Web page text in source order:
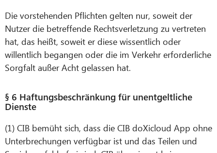
Die vorstehenden Pflichten gelten nur, soweit der
Nutzer die betreffende Rechtsverletzung zu vertreten
hat, das heißt, soweit er diese wissentlich oder
willentlich begangen oder die im Verkehr erforderliche
Sorgfalt außer Acht gelassen hat.
§ 6 Haftungsbeschränkung für unentgeltliche
Dienste
(1) CIB bemüht sich, dass die CIB doXicloud App ohne
Unterbrechungen verfügbar ist und das Teilen und